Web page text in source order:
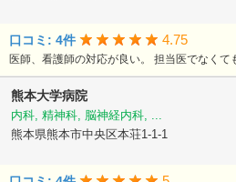
口コミ: 4件 4.75
医師、看護師の対応が良い。 担当医でなくて
熊本大学病院
内科, 精神科, 脳神経内科, ...
熊本県熊本市中央区本荘1-1-1